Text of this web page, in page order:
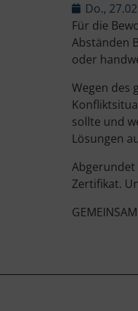
Do.,
Für die
Abständen
oder
Wegen des
sollte und
Lösungen
Abgerundet
Zertifikat.